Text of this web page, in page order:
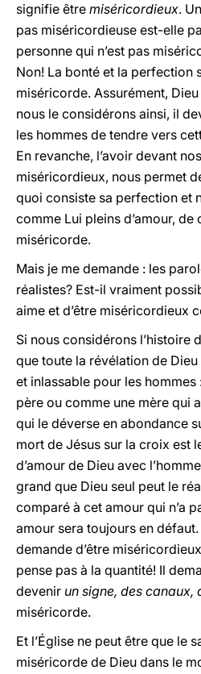
signifie être miséricordieux.
pas miséricordieuse est-elle
personne qui n’est pas
Non! La bonté et la perfection
miséricorde. Assurément,
nous le considérons ainsi, il
les hommes de tendre vers
En revanche, l’avoir devant
miséricordieux, nous permet
quoi consiste sa perfection et
comme Lui pleins d’amour, de
miséricorde.
Mais je me demande : les
réalistes? Est-il vraiment
aime et d’être miséricordieux
Si nous considérons l’histoire
que toute la révélation de
et inlassable pour les hommes
père ou comme une mère qui
qui le déverse en abondance
mort de Jésus sur la croix est
d’amour de Dieu avec
grand que Dieu seul peut le
comparé à cet amour qui n’a
amour sera toujours en
demande d’être miséricordieux
pense pas à la quantité! Il
devenir un signe, des canaux,
miséricorde.
Et l’Église ne peut être que le
miséricorde de Dieu dans le